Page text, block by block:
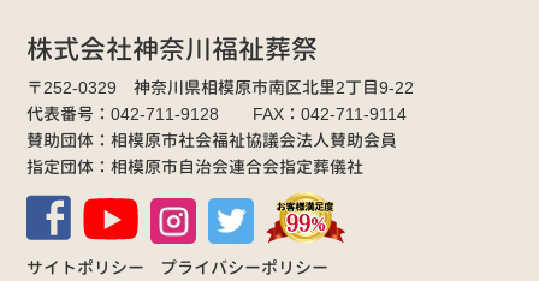
株式会社神奈川福祉葬祭
〒252-0329 神奈川県相模原市南区北里2丁目9-22
代表番号：042-711-9128 FAX：042-711-9114
賛助団体：相模原市社会福祉協議会法人賛助会員
指定団体：相模原市自治会連合会指定葬儀社
サイトポリシー プライバシーポリシー